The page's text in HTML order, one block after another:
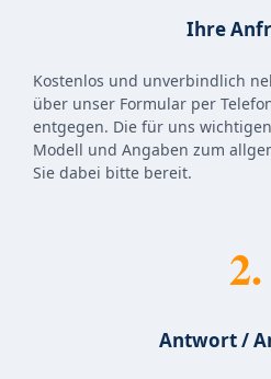
Ihre
Kostenlos und unverbindlich
über unser Formular per
entgegen. Die für uns
Modell und Angaben zum
Sie dabei bitte bereit.
2.
Antwort /